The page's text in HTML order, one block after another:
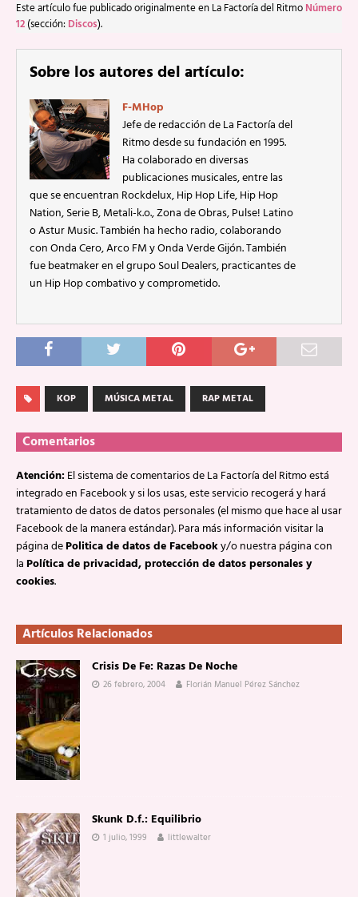
Este artículo fue publicado originalmente en La Factoría del Ritmo Número
12 (sección: Discos).
Sobre los autores del artículo:
F-MHop
Jefe de redacción de La Factoría del
Ritmo desde su fundación en 1995.
Ha colaborado en diversas
publicaciones musicales, entre las
que se encuentran Rockdelux, Hip Hop Life, Hip Hop
Nation, Serie B, Metali-k.o., Zona de Obras, Pulse! Latino
o Astur Music. También ha hecho radio, colaborando
con Onda Cero, Arco FM y Onda Verde Gijón. También
fue beatmaker en el grupo Soul Dealers, practicantes de
un Hip Hop combativo y comprometido.
KOP MÚSICA METAL RAP METAL
Comentarios
Atención:El sistema de comentarios de La Factoría del Ritmo está
integrado en Facebook y si los usas, este servicio recogerá y hará
tratamiento de datos de datos personales (el mismo que hace al usar
Facebook de la manera estándar). Para más información visitar la
página dePolitica de datos de Facebooky/o nuestra página con
laPolítica de privacidad, protección de datos personales y
cookies.
Artículos Relacionados
Crisis De Fe: Razas De Noche
26 febrero, 2004 Florián Manuel Pérez Sánchez
Skunk D.f.: Equilibrio
1 julio, 1999 littlewalter